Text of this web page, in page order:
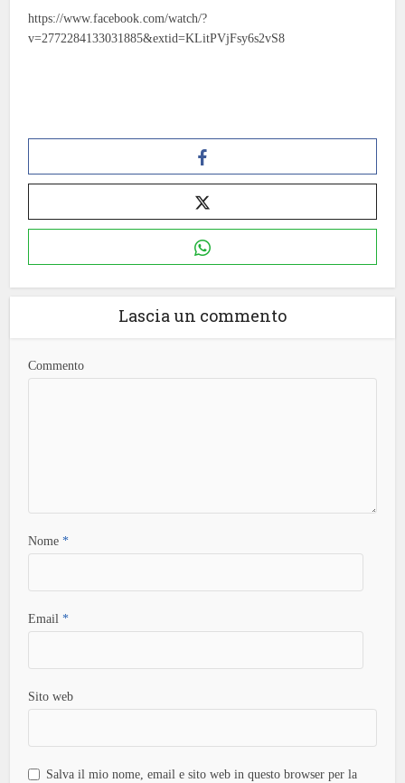
https://www.facebook.com/watch/?
v=2772284133031885&extid=KLitPVjFsy6s2vS8
Lascia un commento
Commento
Nome*
Email*
Sito web
Salva il mio nome, email e sito web in questo browser per la